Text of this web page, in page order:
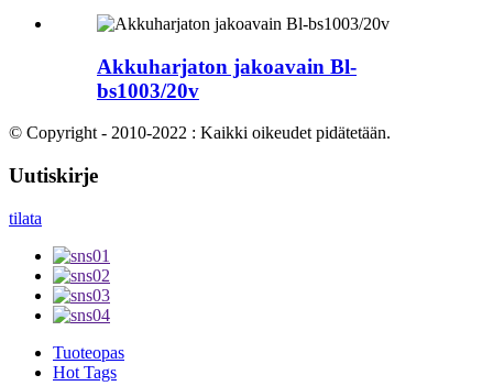
Akkuharjaton jakoavain Bl-
bs1003/20v
© Copyright - 2010-2022 : Kaikki oikeudet pidätetään.
Uutiskirje
tilata
Tuoteopas
Hot Tags